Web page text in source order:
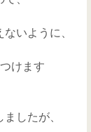
いように、
けます
したが、